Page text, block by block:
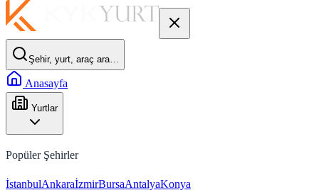
Şehir, yurt, araç ara…
Anasayfa
Yurtlar
Popüler Şehirler
İstanbulAnkaraİzmirBursaAntalyaKonya